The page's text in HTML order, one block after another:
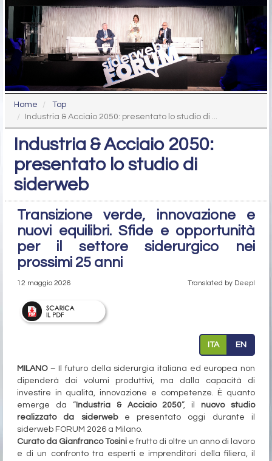
Home
Top
Industria & Acciaio 2050: presentato lo studio di ...
Industria & Acciaio 2050:
presentato lo studio di
siderweb
Transizione verde, innovazione e
nuovi equilibri. Sfide e opportunità
per il settore siderurgico nei
prossimi 25 anni
12 maggio 2026 Translated by Deepl
ITA EN
MILANO– Il futuro della siderurgia italiana ed europea non
dipenderà dai volumi produttivi, ma dalla capacità di
investire in qualità, innovazione e competenze. È quanto
emerge da “Industria & Acciaio 2050”, il nuovo studio
realizzato da siderwebe presentato oggi durante il
siderweb FORUM 2026 a Milano.
Curato da Gianfranco Tosini e frutto di oltre un anno di lavoro
e di un confronto tra esperti e imprenditori della filiera, il